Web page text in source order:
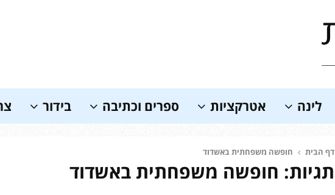
לינה אטרקציות ספרים וכתיבה בידור
דף הבית חופשה משפחתית באשדוד
תגיות: חופשה משפחתית באשדוד